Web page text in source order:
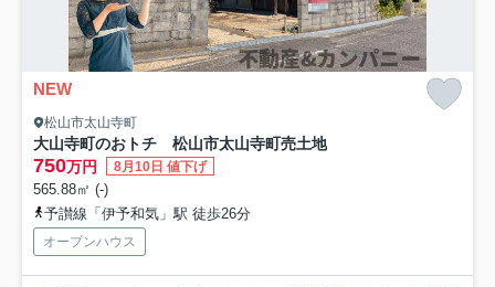
NEW
松山市太山寺町
大山寺町のおトチ 松山市太山寺町売土地
750万円 8月10日 値下げ
565.88㎡ (-)
予讃線「伊予和気」駅 徒歩26分
オープンハウス